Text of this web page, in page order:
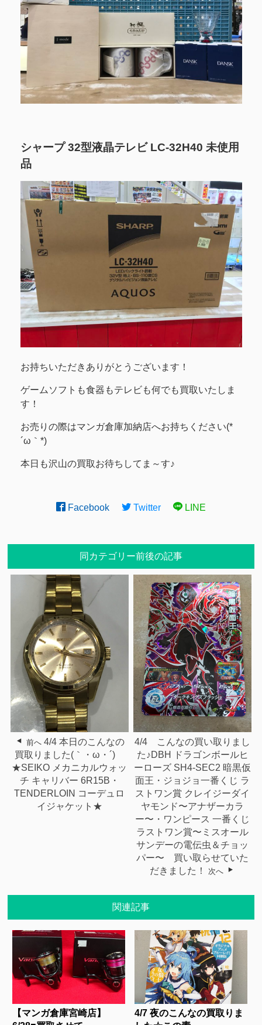
シャープ 32型液晶テレビ LC-32H40 未使用
品
お持ちいただきありがとうございます！
ゲームソフトも食器もテレビも何でも買取いたしま
す！
お売りの際はマンガ倉庫加納店へお持ちください(*
´ω｀*)
本日も沢山の買取お待ちしてま～す♪
Facebook Twitter LINE
同カテゴリー前後の記事
前へ 4/4 本日のこんなの
買取りました(｀・ω・´)ゞ
★SEIKO メカニカルウォッ
チ キャリバー 6R15B・
TENDERLOIN コーデュロ
イジャケット★
4/4 こんなの買い取りまし
た♪DBH ドラゴンボールヒ
ーローズ SH4-SEC2 暗黒仮
面王・ジョジョ一番くじ ラ
ストワン賞 クレイジーダイ
ヤモンド〜アナザーカラ
ー〜・ワンピース 一番くじ
ラストワン賞〜ミスオール
サンデーの電伝虫＆チョッ
パー〜 買い取らせていた
だきました！
次へ
関連記事
【マンガ倉庫宮崎店】
4/7 夜のこんなの買取りま